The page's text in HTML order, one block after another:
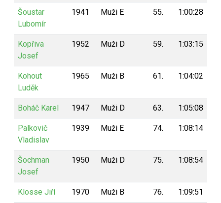
Šoustar
Lubomír
1941 Muži E 55. 1:00:28
Kopřiva
Josef
1952 Muži D 59. 1:03:15
Kohout
Luděk
1965 Muži B 61. 1:04:02
Boháč Karel 1947 Muži D 63. 1:05:08
Palkovič
Vladislav
1939 Muži E 74. 1:08:14
Šochman
Josef
1950 Muži D 75. 1:08:54
Klosse Jiří 1970 Muži B 76. 1:09:51